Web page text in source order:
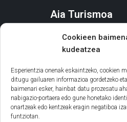
Cookieen
kudeatzea
Esperientzia onenak eskaintzeko, cookien
ditugu gailuaren informazioa gordetzeko
baimenari esker, hainbat datu prozesatu
nabigazio-portaera edo gune honetako
onartzeak edo kentzeak eragin negatiboa
funtziotan.
Aia Turismoa
ZER EGIN
AGENDA ETA
Informazio